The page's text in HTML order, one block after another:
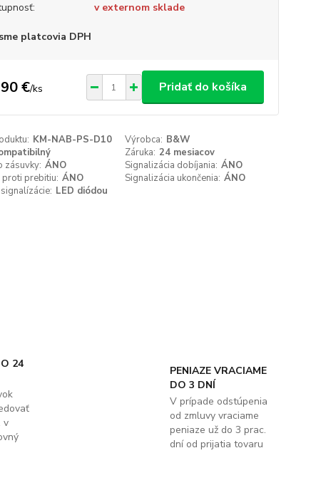
v externom sklade
platcovia DPH
€/ks Pridať do košíka
KM-NAB-PS-D10 Výrobca: B&W
Záruka: 24 mesiacov
zásuvky: ÁNO Signalizácia dobíjania: ÁNO
proti prebitiu: ÁNO Signalizácia ukončenia: ÁNO
LED diódou
24
v
PENIAZE VRACIAME
DO 3 DNÍ
V prípade odstúpenia
od zmluvy vraciame
peniaze už do 3 prac.
dní od prijatia tovaru